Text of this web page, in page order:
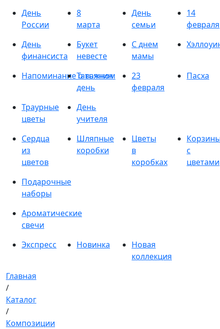
День
России
8
марта
День
семьи
14
февраля
День
финансиста
Букет
невесте
С днем
мамы
Напоминание о важном
Татьянин
день
23
февраля
Пасха
Траурные
цветы
День
учителя
Сердца
из
цветов
Шляпные
коробки
Цветы
в
коробках
с
цветами
Подарочные
наборы
Ароматические
свечи
Экспресс
Новинка
Новая
коллекция
Главная
/
Каталог
/
Композиции